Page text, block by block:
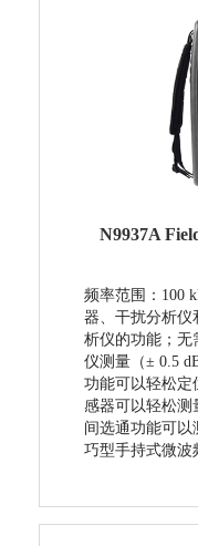
N9937A
频率范围：100
器、干扰分析仪
析仪的功能； 无
仪测量（± 0.5
功能可以轻松定
感器可以轻松测
间选通功能可以
巧型手持式微波